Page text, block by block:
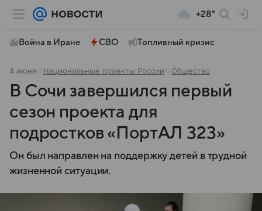
+28°
Война в Иране СВО Топливный кризис
4 июня Национальные проекты России Общество
В Сочи завершился первый
сезон проекта для
подростков «ПортАЛ 323»
Он был направлен на поддержку детей в трудной
жизненной ситуации.